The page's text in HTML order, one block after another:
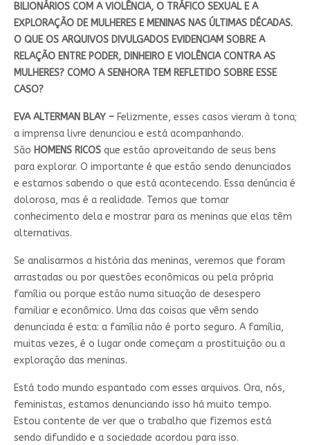
BILIONÁRIOS COM A VIOLÊNCIA, O TRÁFICO SEXUAL E A
EXPLORAÇÃO DE MULHERES E MENINAS NAS ÚLTIMAS DÉCADAS.
O QUE OS ARQUIVOS DIVULGADOS EVIDENCIAM SOBRE A
RELAÇÃO ENTRE PODER, DINHEIRO E VIOLÊNCIA CONTRA AS
MULHERES? COMO A SENHORA TEM REFLETIDO SOBRE ESSE
CASO?
EVA ALTERMAN BLAY – Felizmente, esses casos vieram à tona;
a imprensa livre denunciou e está acompanhando.
São HOMENS RICOS que estão aproveitando de seus bens
para explorar. O importante é que estão sendo denunciados
e estamos sabendo o que está acontecendo. Essa denúncia é
dolorosa, mas é a realidade. Temos que tomar
conhecimento dela e mostrar para as meninas que elas têm
alternativas.
Se analisarmos a história das meninas, veremos que foram
arrastadas ou por questões econômicas ou pela própria
família ou porque estão numa situação de desespero
familiar e econômico. Uma das coisas que vêm sendo
denunciada é esta: a família não é porto seguro. A família,
muitas vezes, é o lugar onde começam a prostituição ou a
exploração das meninas.
Está todo mundo espantado com esses arquivos. Ora, nós,
feministas, estamos denunciando isso há muito tempo.
Estou contente de ver que o trabalho que fizemos está
sendo difundido e a sociedade acordou para isso.